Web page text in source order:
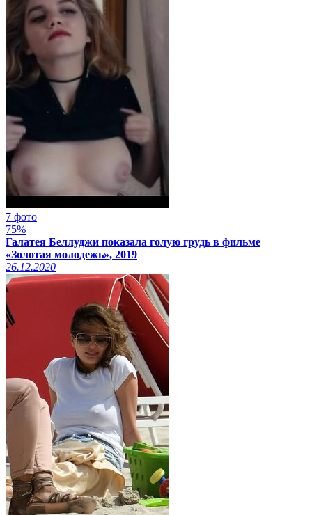
7 фото
75%
Галатея Беллуджи показала голую грудь в фильме
«Золотая молодежь», 2019
26.12.2020